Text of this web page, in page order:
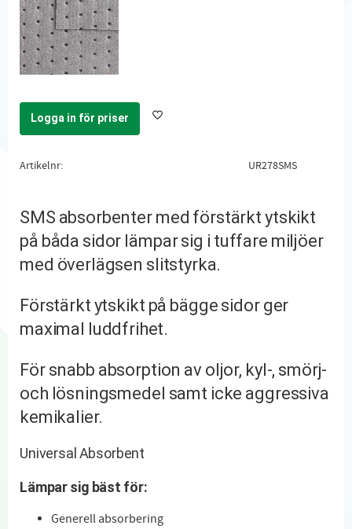
Logga in för priser Lägg till i favoriter
Artikelnr UR278SMS
SMS absorbenter med förstärkt ytskikt
på båda sidor lämpar sig i tuffare miljöer
med överlägsen slitstyrka.
Förstärkt ytskikt på bägge sidor ger
maximal luddfrihet.
För snabb absorption av oljor, kyl-, smörj-
och lösningsmedel samt icke aggressiva
kemikalier.
Universal Absorbent
Lämpar sig bäst för:
Generell absorbering